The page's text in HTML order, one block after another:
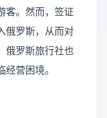
客。然而，签证
俄罗斯，从而对
俄罗斯旅行社也
营困境。